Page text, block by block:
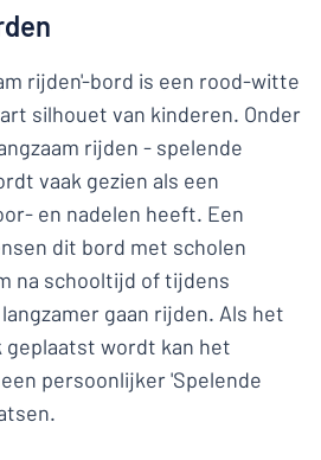
rijden'-bord is een rood-witte
silhouet van kinderen. Onder
rijden - spelende
vaak gezien als een
en nadelen heeft. Een
dit bord met scholen
na schooltijd of tijdens
gaan rijden. Als het
geplaatst wordt kan het
persoonlijker 'Spelende